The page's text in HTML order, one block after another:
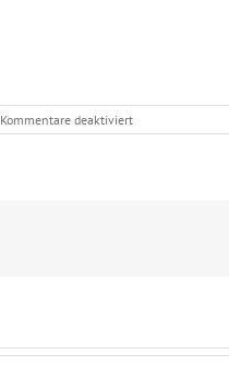
Kommentare deaktiviertfür
Ist